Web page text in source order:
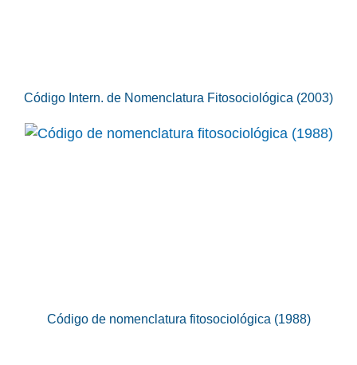
Código Intern. de Nomenclatura Fitosociológica (2003)
Código de nomenclatura fitosociológica (1988)